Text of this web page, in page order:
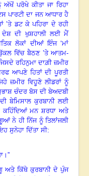
ਪਰੋਖੇ ਕੀਤਾ ਜਾ ਰਿਹਾ
ਪਾਰਟੀ ਦਾ ਜਨ ਆਧਾਰ ਹੈ
’ਤੇ ਡਟ ਕੇ ਪਹਿਰਾ ਦੇ ਰਹੀ
ਦੇਸ਼ ਦੀ ਖੁਸ਼ਹਾਲੀ ਲਈ ਮੈਂ
ਲੋਕਾਂ ਦੀਆਂ ਇੰਜ ‘ਮਾਂ
ਬੁੱਕਲ ਵਿੱਚ ਬੈਠਣ ’ਤੇ ਆਤਮ-
ਰਹਿਨੁਮਾ ਦਾਗ਼ੀ ਜ਼ਮੀਰ
ਆਪਣੇ ਹਿਤਾਂ ਦੀ ਪੂਰਤੀ
ਜ਼ਮੀਰ ਵਿਹੂਣੇ ਲੀਡਰਾਂ ਨੂੰ
ਸੁਭਾਸ਼ ਚੰਦਰ ਬੋਸ ਦੀ ਬੇਅਦਬੀ
ਬੇਮਿਸਾਲ ਕੁਰਬਾਨੀ ਲਈ
ਕਹਿੰਦਿਆਂ ਮਨ ਸ਼ਰਧਾ ਅਤੇ
ਨੇ ਹੀ ਨਿੱਜ ਨੂੰ ਤਿਲਾਂਜਲੀ
ਦਿੱਤਾ ਸੀ:
।”
ਅਤੇ ਕਿੱਥੇ ਕੁਰਬਾਨੀ ਦੇ ਪੁੰਜ